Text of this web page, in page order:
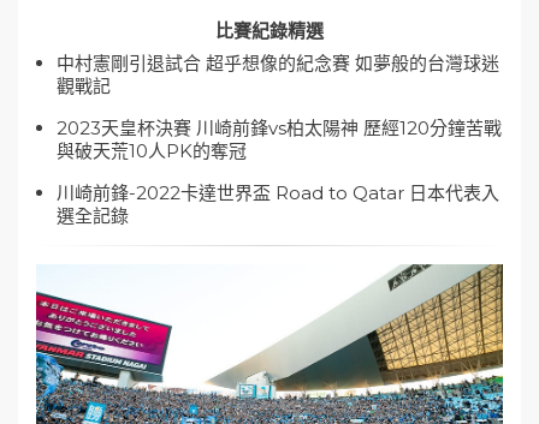
比賽紀錄精選
中村憲剛引退試合 超乎想像的紀念賽 如夢般的台灣球迷
觀戰記
2023天皇杯決賽 川崎前鋒vs柏太陽神 歷經120分鐘苦戰
與破天荒10人PK的奪冠
川崎前鋒-2022卡達世界盃 Road to Qatar 日本代表入
選全記錄